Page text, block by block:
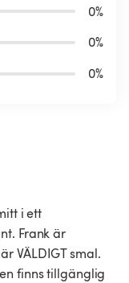
0%
0%
0%
i ett
Frank är
VÄLDIGT smal.
finns tillgänglig